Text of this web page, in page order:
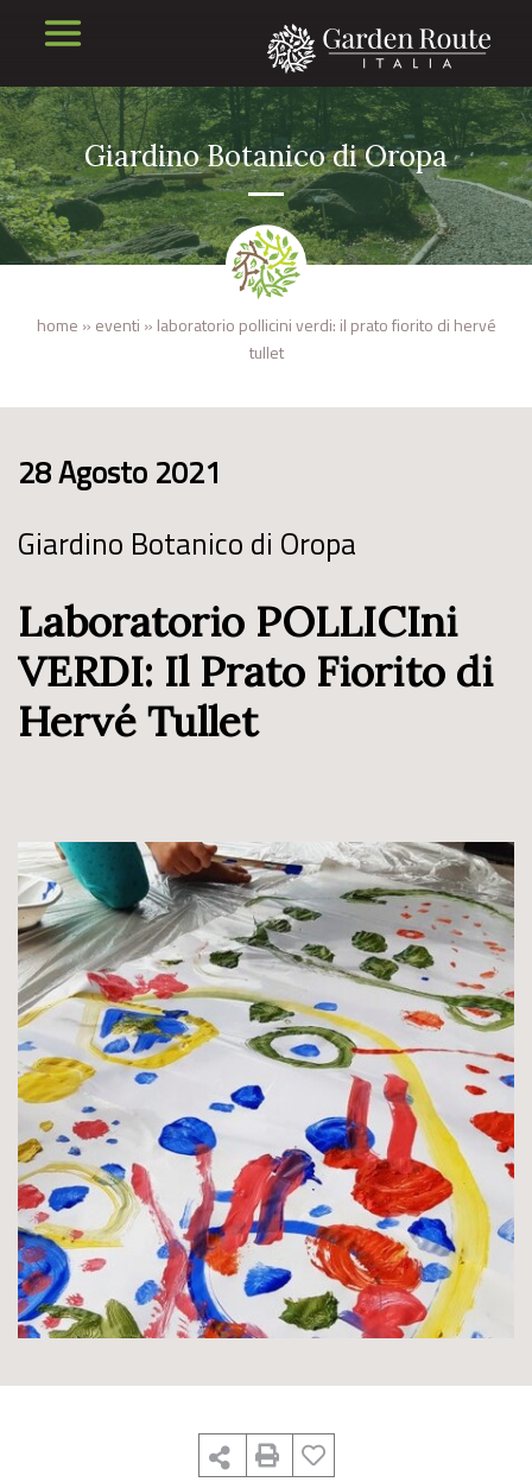
Giardino Botanico di Oropa
home » eventi » laboratorio pollicini verdi: il prato fiorito di hervé
tullet
28 Agosto 2021
Giardino Botanico di Oropa
Laboratorio POLLICIni
VERDI: Il Prato Fiorito di
Hervé Tullet